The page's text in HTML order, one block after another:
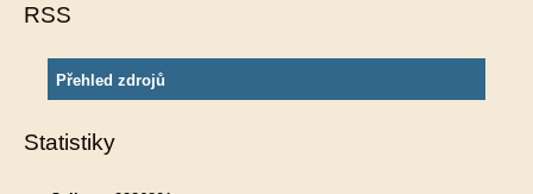
RSS
Přehled zdrojů
Statistiky